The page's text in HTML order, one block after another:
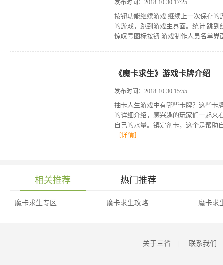
发布时间：2018-10-30 17:25
按钮功能继续游戏 继续上一次保存
的游戏，跳到游戏主界面。统计 跳
惊叹号图标按钮 游戏制作人员名单界
《魔卡求生》游戏卡牌介绍
发布时间：2018-10-30 15:55
抽卡人生游戏中有哪些卡牌？这些卡
的详细介绍，感兴趣的玩家们一起来
自己的水量。镇定剂卡，这个是帮助
[详情]
相关推荐 热门推荐
魔卡求生专区 魔卡求生攻略 魔卡求
关于三省 | 联系我们